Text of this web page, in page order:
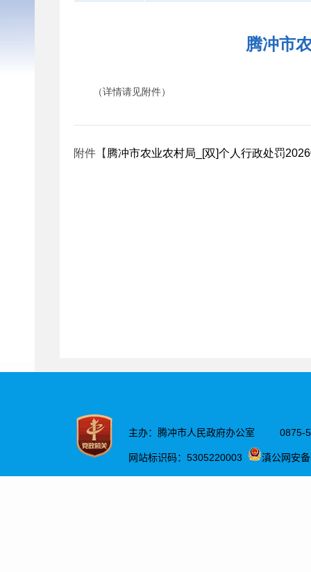
腾冲市
（详情请见附件）
附件【 腾冲市农业农村局_[双]个人行政处罚